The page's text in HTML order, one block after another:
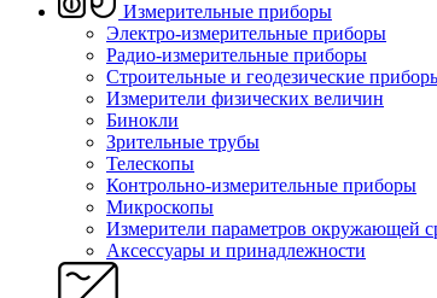
Измерительные приборы
Электро-измерительные приборы
Радио-измерительные приборы
Строительные и геодезические
Измерители физических величин
Бинокли
Зрительные трубы
Телескопы
Контрольно-измерительные приборы
Микроскопы
Измерители параметров окружающей
Аксессуары и принадлежности